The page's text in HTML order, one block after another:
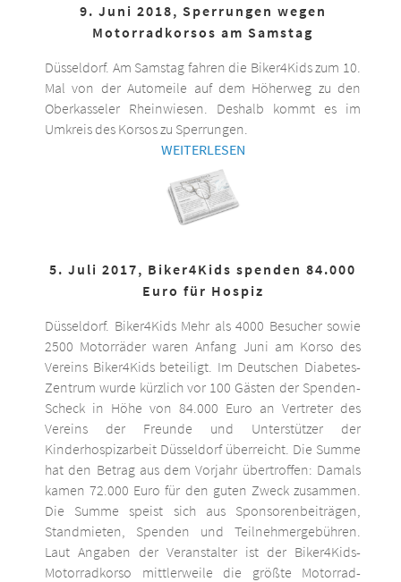
9. Juni 2018, Sperrungen wegen
Motorradkorsos am Samstag
Düsseldorf. Am Samstag fahren die Biker4Kids zum 10.
Mal von der Automeile auf dem Höherweg zu den
Oberkasseler Rheinwiesen. Deshalb kommt es im
Umkreis des Korsos zu Sperrungen.
WEITERLESEN
5. Juli 2017, Biker4Kids spenden 84.000
Euro für Hospiz
Düsseldorf. Biker4Kids Mehr als 4000 Besucher sowie
2500 Motorräder waren Anfang Juni am Korso des
Vereins Biker4Kids beteiligt. Im Deutschen Diabetes-
Zentrum wurde kürzlich vor 100 Gästen der Spenden-
Scheck in Höhe von 84.000 Euro an Vertreter des
Vereins der Freunde und Unterstützer der
Kinderhospizarbeit Düsseldorf überreicht. Die Summe
hat den Betrag aus dem Vorjahr übertroffen: Damals
kamen 72.000 Euro für den guten Zweck zusammen.
Die Summe speist sich aus Sponsorenbeiträgen,
Standmieten, Spenden und Teilnehmergebühren.
Laut Angaben der Veranstalter ist der Biker4Kids-
Motorradkorso mittlerweile die größte Motorrad-